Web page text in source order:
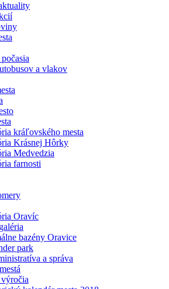
a vlakov
kráľovského mesta
Krásnej Hôrky
Medvedzia
farnosti
Oravíc
bazény Oravice
park
a správa